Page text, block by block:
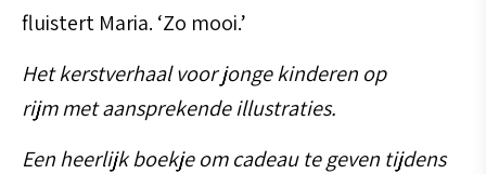
fluistert Maria. ‘Zo mooi.’
Het kerstverhaal voor jonge kinderen op
rijm met aansprekende illustraties.
Een heerlijk boekje om cadeau te geven tijdens